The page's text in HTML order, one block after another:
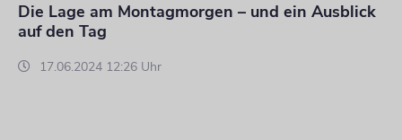
Die Lage am Montagmorgen – und ein Ausblick
auf den Tag
17.06.2024 12:26 Uhr